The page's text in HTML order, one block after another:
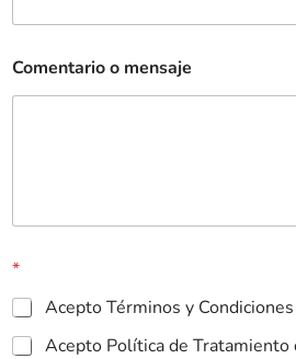
Comentario o mensaje
*
Acepto Términos y Condiciones
Acepto Política de Tratamiento